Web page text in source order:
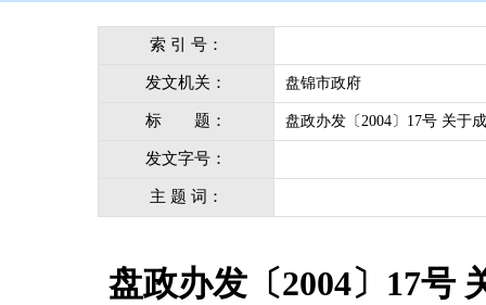
索 引 号：
发文机关： 盘锦市政府
标 题： 盘政办发〔2004〕17号 关于
发文字号：
主 题 词：
盘政办发〔2004〕17号